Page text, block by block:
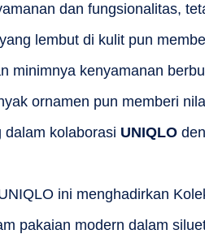
dan fungsionalitas,
lembut di kulit pun
minimnya kenyamanan
ornamen pun memberi
dalam kolaborasi UNIQLO
ini menghadirkan
pakaian modern dalam